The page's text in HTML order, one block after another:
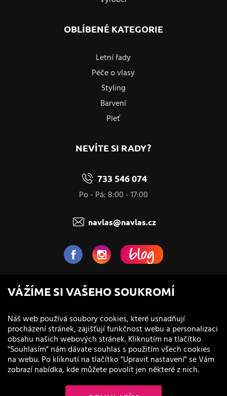
OBLÍBENÉ KATEGORIE
Letní řady
Péče o vlasy
Styling
Barvení
Pleť
NEVÍTE SI RADY?
733 546 074
Po - Pá: 8:00 - 17:00
navlas@navlas.cz
NaVlas.cz - Vlasová kosmetika
provozovatel e-shopu a prodejen
VÁŽÍME SI VAŠEHO SOUKROMÍ
Náš web používá soubory cookies, které usnadňují
procházení stránek, zajišťují funkčnost webu a personalizaci
obsahu našich webových stránek. Kliknutím na tlačítko
"Souhlasím" nám dávate souhlas s použitím všech cookies
na webu. Po kliknutí na tlačítko "Upravit nastavení" se Vám
zobrazí nabídka, kde můžete povolit jen některé z nich.